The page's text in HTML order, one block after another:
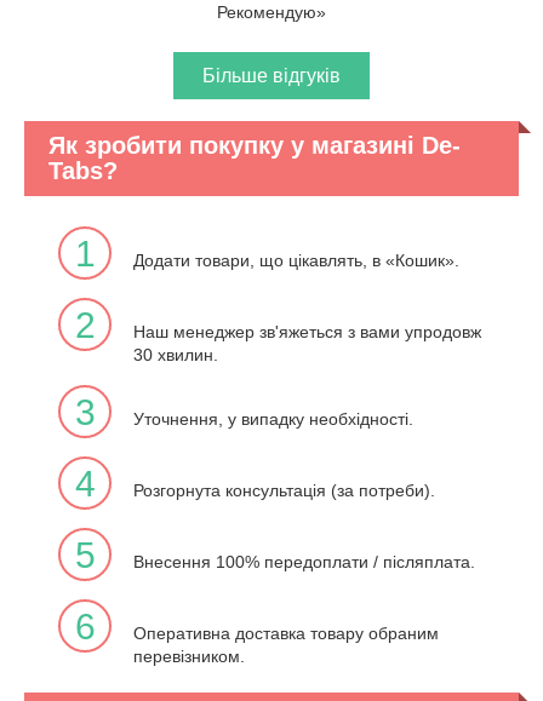
Рекомендую»
Більше відгуків
Як зробити покупку у магазині De-
Tabs?
1 Додати товари, що цікавлять, в «Кошик».
2
Наш менеджер зв'яжеться з вами упродовж
30 хвилин.
3 Уточнення, у випадку необхідності.
4 Розгорнута консультація (за потреби).
5 Внесення 100% передоплати / післяплата.
6
Оперативна доставка товару обраним
перевізником.